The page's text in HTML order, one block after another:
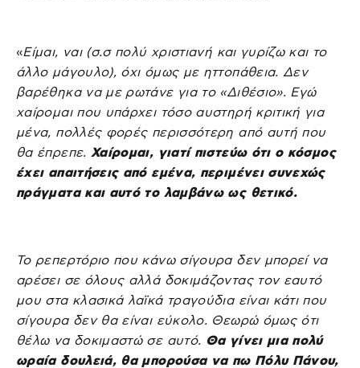
«Είμαι, ναι (σ.σ πολύ χριστιανή και γυρίζω και το
άλλο μάγουλο), όχι όμως με ηττοπάθεια. Δεν
βαρέθηκα να με ρωτάνε για το «Διθέσιο». Εγώ
χαίρομαι που υπάρχει τόσο αυστηρή κριτική για
μένα, πολλές φορές περισσότερη από αυτή που
θα έπρεπε. Χαίρομαι, γιατί πιστεύω ότι ο κόσμος
έχει απαιτήσεις από εμένα, περιμένει συνεχώς
πράγματα και αυτό το λαμβάνω ως θετικό.
Το ρεπερτόριο που κάνω σίγουρα δεν μπορεί να
αρέσει σε όλους αλλά δοκιμάζοντας τον εαυτό
μου στα κλασικά λαϊκά τραγούδια είναι κάτι που
σίγουρα δεν θα είναι εύκολο. Θεωρώ όμως ότι
θέλω να δοκιμαστώ σε αυτό. Θα γίνει μια πολύ
ωραία δουλειά, θα μπορούσα να πω Πόλυ Πάνου,